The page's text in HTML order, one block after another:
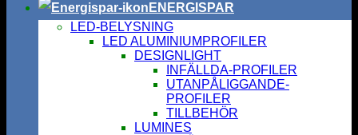
ENERGISPAR
LED-BELYSNING
LED ALUMINIUMPROFILER
DESIGNLIGHT
INFÄLLDA-PROFILER
UTANPÅLIGGANDE-
PROFILER
TILLBEHÖR
LUMINES